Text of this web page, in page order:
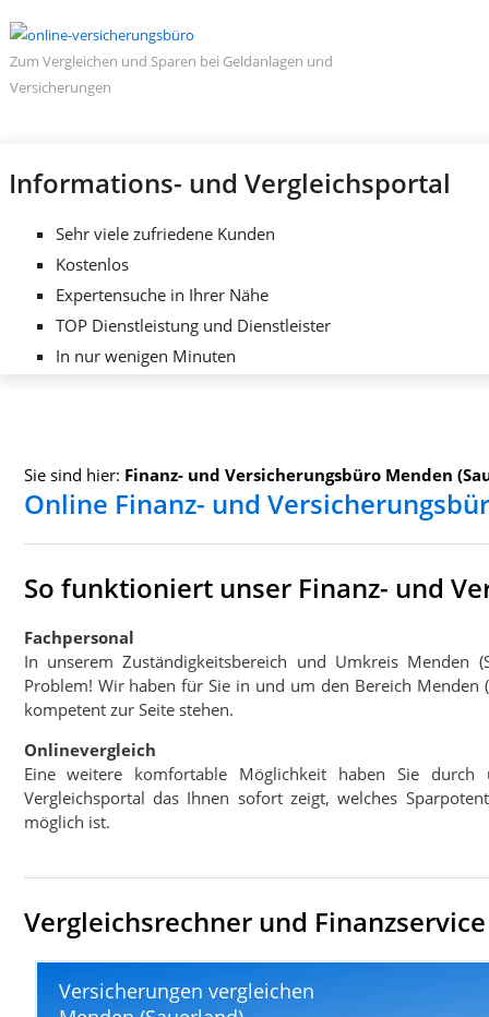
Zum Vergleichen und Sparen bei Geldanlagen und
Versicherungen
Informations- und Vergleichsportal
Sehr viele zufriedene Kunden
Kostenlos
Expertensuche in Ihrer Nähe
TOP Dienstleistung und Dienstleister
In nur wenigen Minuten
Sie sind hier: Finanz- und Versicherungsbüro Menden
Online Finanz- und
So funktioniert unser Finanz- und
Fachpersonal
In unserem Zuständigkeitsbereich und Umkreis Menden
Problem! Wir haben für Sie in und um den Bereich
kompetent zur Seite stehen.
Onlinevergleich
Eine weitere komfortable Möglichkeit haben Sie
Vergleichsportal das Ihnen sofort zeigt, welches
möglich ist.
Vergleichsrechner und
Versicherungen vergleichen